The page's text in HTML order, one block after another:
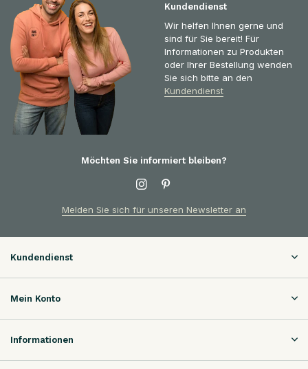
Kundendienst
Wir helfen Ihnen gerne und
sind für Sie bereit! Für
Informationen zu Produkten
oder Ihrer Bestellung wenden
Sie sich bitte an den
Kundendienst
Möchten Sie informiert bleiben?
Melden Sie sich für unseren Newsletter an
Kundendienst
Mein Konto
Informationen